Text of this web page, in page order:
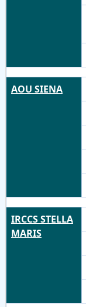
AOU SIENA
IRCCS STELLA
MARIS